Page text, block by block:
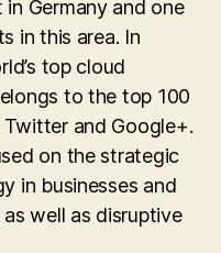
Germany and one
in this area. In
top cloud
to the top 100
and Google+.
on the strategic
in businesses and
well as disruptive